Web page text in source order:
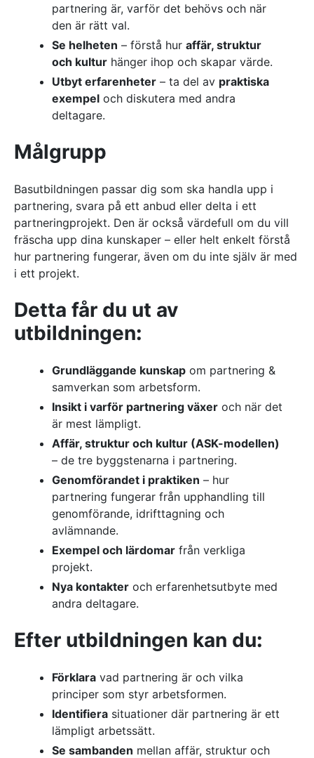
partnering är, varför det behövs och när
den är rätt val.
Se helheten – förstå hur affär, struktur
och kultur hänger ihop och skapar värde.
Utbyt erfarenheter – ta del av praktiska
exempel och diskutera med andra
deltagare.
Målgrupp
Basutbildningen passar dig som ska handla upp i
partnering, svara på ett anbud eller delta i ett
partneringprojekt. Den är också värdefull om du vill
fräscha upp dina kunskaper – eller helt enkelt förstå
hur partnering fungerar, även om du inte själv är med
i ett projekt.
Detta får du ut av
utbildningen:
Grundläggande kunskap om partnering &
samverkan som arbetsform.
Insikt i varför partnering växer och när det
är mest lämpligt.
Affär, struktur och kultur (ASK-modellen)
– de tre byggstenarna i partnering.
Genomförandet i praktiken – hur
partnering fungerar från upphandling till
genomförande, idrifttagning och
avlämnande.
Exempel och lärdomar från verkliga
projekt.
Nya kontakter och erfarenhetsutbyte med
andra deltagare.
Efter utbildningen kan du:
Förklara vad partnering är och vilka
principer som styr arbetsformen.
Identifiera situationer där partnering är ett
lämpligt arbetssätt.
Se sambanden mellan affär, struktur och